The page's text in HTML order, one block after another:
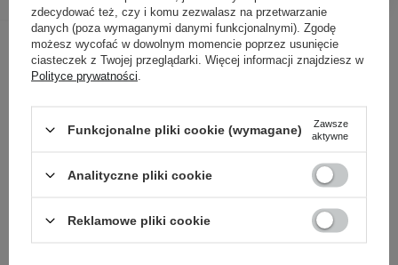
Inni klienci sprawdzali również
zdecydować też, czy i komu zezwalasz na przetwarzanie
danych (poza wymaganymi danymi funkcjonalnymi). Zgodę
możesz wycofać w dowolnym momencie poprzez usunięcie
ciasteczek z Twojej przeglądarki. Więcej informacji znajdziesz w
Polityce prywatności
Funkcjonalne pliki cookie (wymagane)
Zawsze
aktywne
Analityczne pliki cookie
Reklamowe pliki cookie